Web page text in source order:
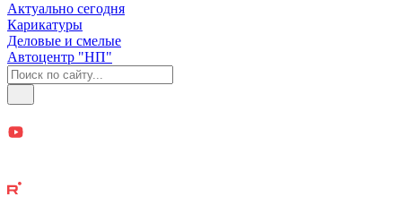
Актуально сегодня
Карикатуры
Деловые и смелые
Автоцентр "НП"